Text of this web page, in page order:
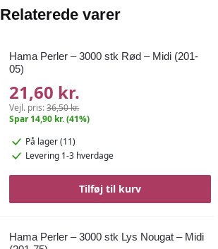
Relaterede varer
Hama Perler – 3000 stk Rød – Midi (201-
05)
21,60 kr.
Vejl. pris:36,50 kr.
Spar 14,90 kr. (41%)
På lager (11)
Levering 1-3 hverdage
Tilføj til kurv
Hama Perler – 3000 stk Lys Nougat – Midi